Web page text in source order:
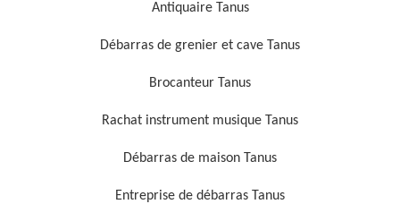
Antiquaire Tanus
Débarras de grenier et cave Tanus
Brocanteur Tanus
Rachat instrument musique Tanus
Débarras de maison Tanus
Entreprise de débarras Tanus